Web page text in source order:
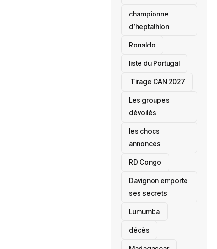
championne
d’heptathlon
Ronaldo
liste du Portugal
‎ Tirage CAN 2027
Les groupes
dévoilés
les chocs
annoncés
‎RD Congo
Davignon emporte
ses secrets
Lumumba
décès